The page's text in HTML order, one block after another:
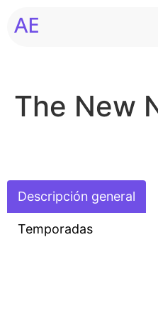
AE
The New
Descripción general
Temporadas